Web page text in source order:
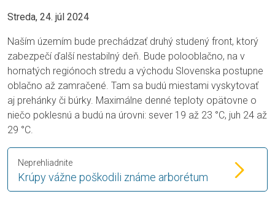
Streda, 24. júl 2024
Naším územím bude prechádzať druhý studený front, ktorý
zabezpečí ďalší nestabilný deň. Bude polooblačno, na v
hornatých regiónoch stredu a východu Slovenska postupne
oblačno až zamračené. Tam sa budú miestami vyskytovať
aj prehánky či búrky. Maximálne denné teploty opätovne o
niečo poklesnú a budú na úrovni: sever 19 až 23 °C, juh 24 až
29 °C.
Krúpy vážne poškodili známe arborétum
Neprehliadnite